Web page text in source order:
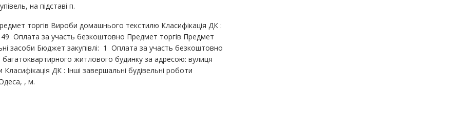
на підставі п.
торгів Вироби домашнього текстилю Класифікація ДК :
Оплата за участь безкоштовно Предмет торгів Предмет
засоби Бюджет закупівлі: 1 Оплата за участь безкоштовно
житлового будинку за адресою: вулиця
ДК : Інші завершальні будівельні роботи
, м.